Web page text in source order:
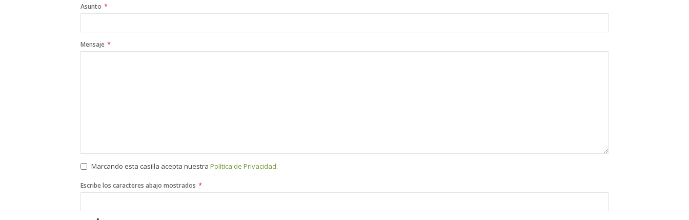
Asunto *
Mensaje *
Marcando esta casilla acepta nuestra Política de Privacidad.
Contact
Email *
Escribe los caracteres abajo mostrados *